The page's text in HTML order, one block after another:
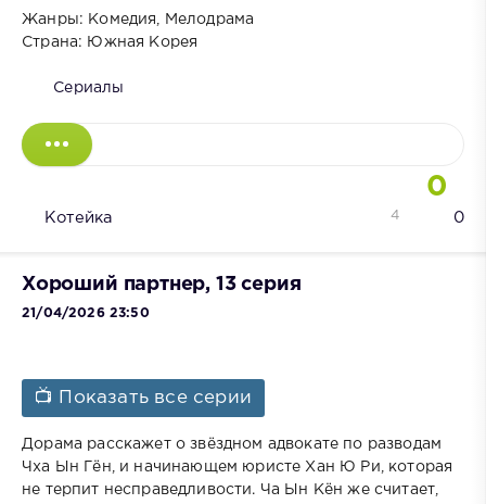
Жанры: Комедия, Мелодрама
Страна: Южная Корея
Сериалы
0
Котейка 0
4
Хороший партнер, 13 серия
21/04/2026 23:50
📺 Показать все серии
Дорама расскажет о звёздном адвокате по разводам
Чха Ын Гён, и начинающем юристе Хан Ю Ри, которая
не терпит несправедливости. Ча Ын Кён же считает,